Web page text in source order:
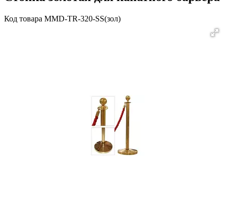
Код товара MMD-TR-320-SS(зол)